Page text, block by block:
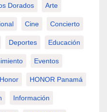
Dorados Arte
Cine Concierto
Deportes Educación
Eventos
Honor HONOR Panamá
Información